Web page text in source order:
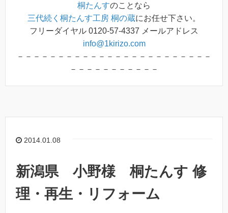
桐たんすのことなら
三代続く桐たんす工房 桐の蔵にお任せ下さい。
フリーダイヤル 0120-57-4337 メールアドレス
info@1kirizo.com
－－－－－－－－－－－－－－－－－－－－－－－－
－－－－－－－－－－－
2014.01.08
新潟県 小野様 桐たんす 修
理・再生・リフォーム